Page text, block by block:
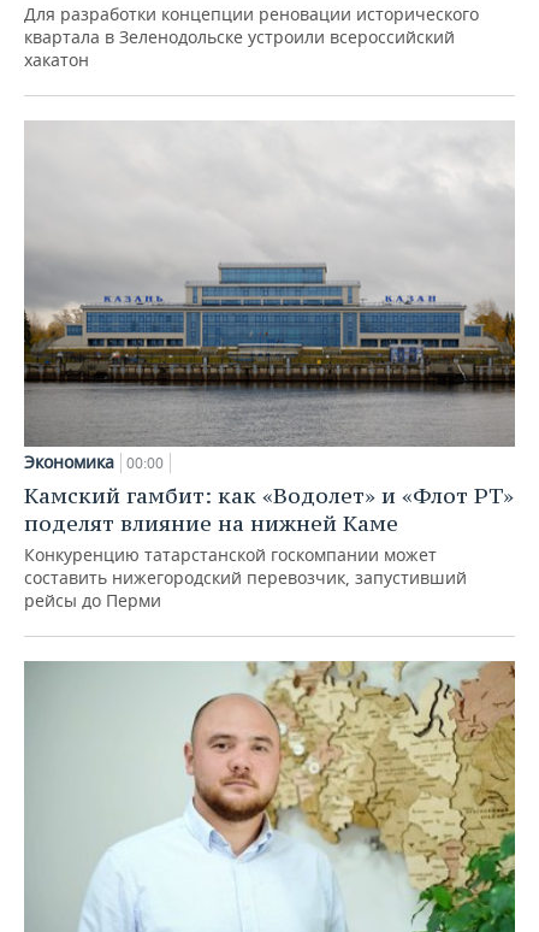
Для разработки концепции реновации исторического
квартала в Зеленодольске устроили всероссийский
хакатон
Экономика 00:00
Камский гамбит: как «Водолет» и «Флот РТ»
поделят влияние на нижней Каме
Конкуренцию татарстанской госкомпании может
составить нижегородский перевозчик, запустивший
рейсы до Перми